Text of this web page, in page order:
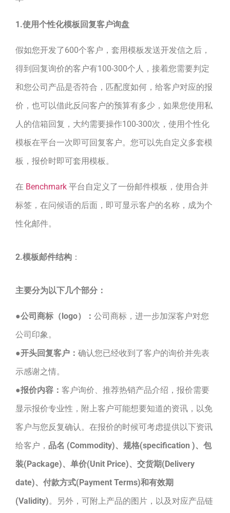
1.使用个性化模板回复客户询盘
假如您开发了600个客户，套用模板发送开发信之后，
得到回复询价的客户有100-300个人，接着您需要判定
和您公司产品是否符合，匹配度如何，给客户对应的报
价，也可以借此反问客户的预算有多少，如果您使用私
人的信箱回复，大约需要操作100-300次，使用个性化
模板在平台一次即可回复客户。您可以先自定义多套模
板，报价时即可套用模板。
在 Benchmark 平台自定义了一份邮件模板，使用合并
标签，在问候语的后面，即可显示客户的名称，成为个
性化邮件。
2.模板邮件结构 ：
主要分为以下几个部分：
●公司商标（logo）： 公司商标，进一步加深客户对您
公司印象。
●开头回复客户： 确认您已经收到了客户的询价并先表
示感谢之情。
●报价内容： 客户询价、推荐热销产品介绍，报价需要
显示报价专业性，附上客户可能想要知道的资讯，以免
客户与您反复确认。在报价的时候可考虑提供以下资讯
给客户， 品名 (Commodity)、规格(specification )、包
装(Package)、单价(Unit Price)、交货期(Delivery
date)、付款方式(Payment Terms)和有效期
(Validity)。另外，可附上产品的图片，以及对应产品链